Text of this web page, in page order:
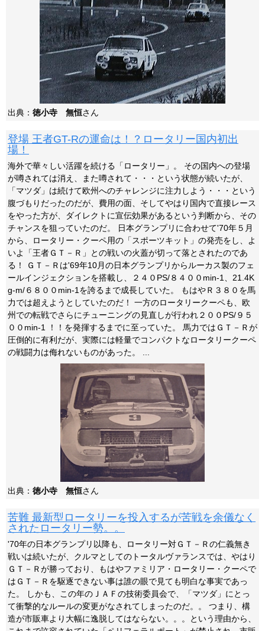
出典： 徳小寺 無恒さん
登場 王者GT-Rの運命は！？ロータリー国内初出
場！
海外で華々しい活躍を続ける「ロータリー」。 その国内への登場
が噂されては消え、また噂されて・・・という状態が続いたが、
「マツダ」は続けて欧州へのチャレンジに注力しよう・・・という
腹づもりだったのだが、費用の面、そしてやはり国内で直接レース
をやった方が、ダイレクトに宣伝効果があるという判断から、その
チャンスを狙っていたのだ。 日本グランプリに合わせて'70年５月
から、ロータリー・クーペ用の「スポーツキット」の発売をし、よ
いよ「王者ＧＴ－Ｒ」との戦いの火蓋が切って落とされたのであ
る！ ＧＴ－Ｒは'69年10月の日本グランプリからルーカス製のフェ
ールインジェクションを搭載し、２４０PS/８４００min-1、21.4K
g-m/６８００min-1を誇るまで成長していた。 もはやＲ３８０を馬
力では超えようとしていたのだ！ 一方のロータリークーペも、欧
州での転戦でさらにチューニングの見直しが行われ２００PS/９５
００min-1 ！！を発揮するまでに至っていた。 馬力ではＧＴ－Ｒが
圧倒的に有利だが、実際には軽量でコンパクトなロータリークーペ
の戦闘力は侮れないものがあった。 ...
出典： 徳小寺 無恒さん
苦難 最新型ロータリーを投入するが苦戦を余儀なく
されたロータリー勢。。
'70年の日本グランプリ以降も、ロータリー対ＧＴ－Ｒの仁義無き
戦いは続いたが、クルマとしてのトータルヴァランスでは、やはり
ＧＴ－Ｒが勝っており、もはやファミリア・ロータリー・クーペで
はＧＴ－Ｒを駆逐できない事は誰の眼で見ても明白な事実であっ
た。 しかも、この年のＪＡＦの技術委員会で、「マツダ」にとっ
て衝撃的なルールの変更がなされてしまったのだ。。 つまり、構
造が市販車より大幅に逸脱してはならない。。。という理由から、